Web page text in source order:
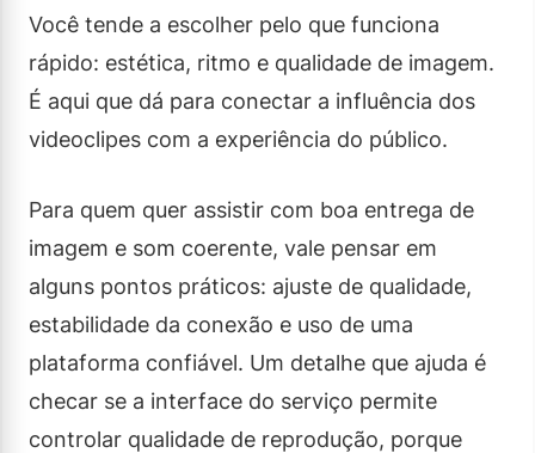
Você tende a escolher pelo que funciona
rápido: estética, ritmo e qualidade de imagem.
É aqui que dá para conectar a influência dos
videoclipes com a experiência do público.
Para quem quer assistir com boa entrega de
imagem e som coerente, vale pensar em
alguns pontos práticos: ajuste de qualidade,
estabilidade da conexão e uso de uma
plataforma confiável. Um detalhe que ajuda é
checar se a interface do serviço permite
controlar qualidade de reprodução, porque